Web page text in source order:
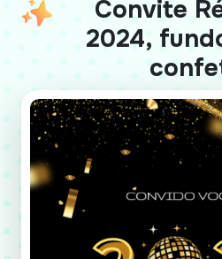
Convite
2024,